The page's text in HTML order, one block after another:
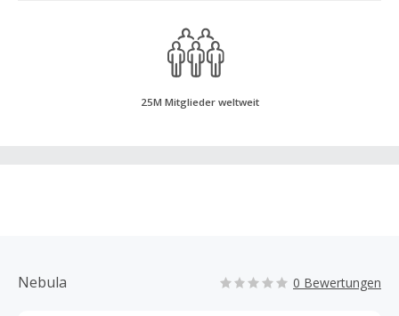
25M Mitglieder weltweit
Nebula 0 Bewertungen